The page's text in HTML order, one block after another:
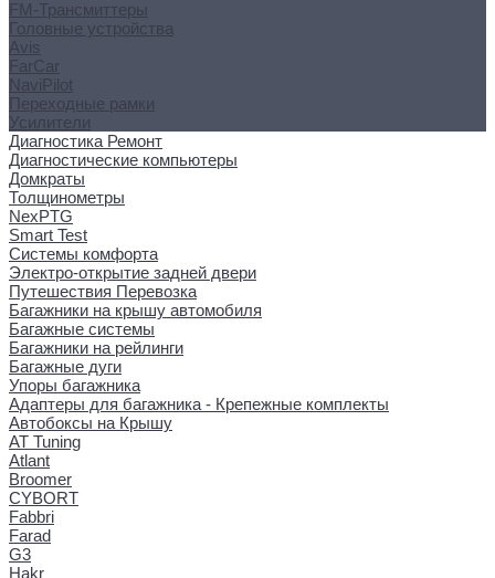
FM-Трансмиттеры
Головные устройства
Avis
FarCar
NaviPilot
Переходные рамки
Усилители
Диагностика Ремонт
Диагностические компьютеры
Домкраты
Толщинометры
NexPTG
Smart Test
Системы комфорта
Электро-открытие задней двери
Путешествия Перевозка
Багажники на крышу автомобиля
Багажные системы
Багажники на рейлинги
Багажные дуги
Упоры багажника
Адаптеры для багажника - Крепежные комплекты
Автобоксы на Крышу
AT Tuning
Atlant
Broomer
CYBORT
Fabbri
Farad
G3
Hakr